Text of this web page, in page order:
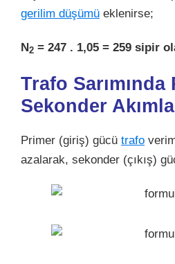
gerilim düşümü eklenirse;
N 2 = 247 . 1,05 = 259 sipir
Trafo Sarımında
Sekonder
Primer (giriş) gücü trafo
azalarak, sekonder (çıkış)